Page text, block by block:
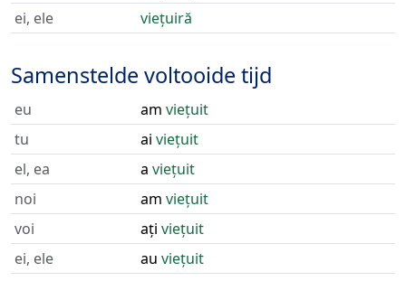
ei, ele
viețuiră
Samenstelde voltooide tijd
eu am viețuit
tu
ai viețuit
el, ea
a viețuit
noi
am viețuit
voi
ați viețuit
ei, ele
au viețuit